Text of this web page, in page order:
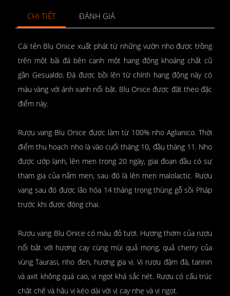
CHI TIẾT ĐÁNH GIÁ
Cái tên Blu Onice xuất phát từ những vườn nho được trồng
trên một bãi đá bên cạnh một hang động khoáng chất cũ
gần Gesualdo. Đá được bồi lên từ chính hang động này có
màu vàng với ánh xanh nổi bật. Blu Onice được đặt theo đặc
điểm này.
Rượu vang Blu Onice được làm từ 100% nho Aglianico. Thời
điểm thu hoạch nho là vào cuối tháng 10, đầu tháng 11. Nho
được ướp lạnh, lên men trong 20 ngày, giai đoạn đầu có sự
tham gia của nấm men, sau đó là lên men malolactic. Rượu
vang sau đó được lão hóa 14 tháng trong thùng gỗ sồi Pháp
trước khi được đóng chai.
Rượu vang Blu Onice có màu đỏ tươi. Hương thơm của rượu
nổi bật với hương cay cùng mùi quả mọng, quả cherry của
vùng Taurasi, nho đen, hương gia vị. Vị rượu đậm đà, tannin
và axit không quá cao, vị ngọt khá sắc nét. Rượu có cấu trúc
chặt chẽ và hậu vị kéo dài với vị cay nhẹ và vị ngọt.